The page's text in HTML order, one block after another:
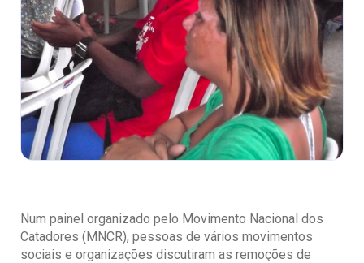
Num painel organizado pelo Movimento Nacional dos
Catadores (MNCR), pessoas de vários movimentos
sociais e organizações discutiram as remoções de